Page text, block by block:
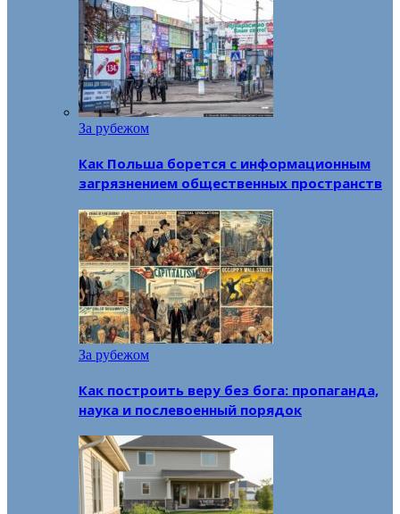
За рубежом
Как Польша борется с информационным
загрязнением общественных пространств
За рубежом
Как построить веру без бога: пропаганда,
наука и послевоенный порядок